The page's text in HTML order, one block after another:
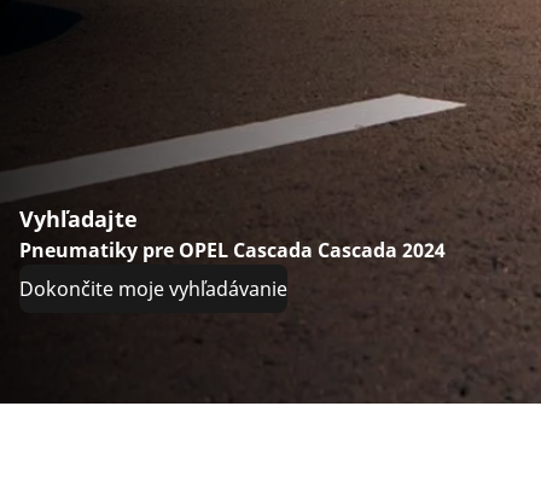
Vyhľadajte
Pneumatiky pre OPEL Cascada Cascada 2024
Dokončite moje vyhľadávanie